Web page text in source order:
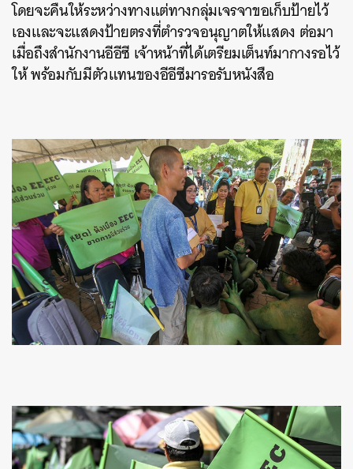
โดยจะคืนให้ระหว่างทางแต่ทางกลุ่มเจรจาขอเก็บป้ายไว้
เองและจะแสดงป้ายตรงที่ตำรวจอนุญาตให้แสดง ต่อมา
เมื่อถึงสำนักงานอีอีซี เจ้าหน้าที่ได้เตรียมเต็นท์มากางรอไว้
ให้ พร้อมกับมีตัวแทนของอีอีซีมารอรับหนังสือ